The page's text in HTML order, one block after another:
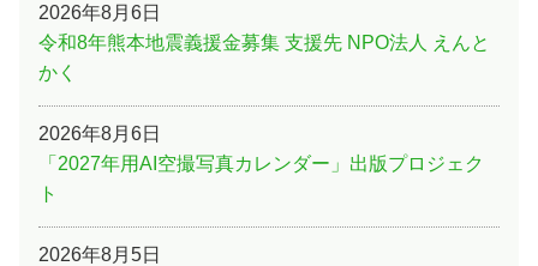
2026年8月6日
令和8年熊本地震義援金募集 支援先 NPO法人 えんと
かく
2026年8月6日
「2027年用AI空撮写真カレンダー」出版プロジェク
ト
2026年8月5日